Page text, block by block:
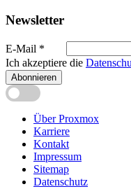
Newsletter
E-Mail *
Ich akzeptiere die
Abonnieren
Über Proxmox
Karriere
Kontakt
Impressum
Sitemap
Datenschutz